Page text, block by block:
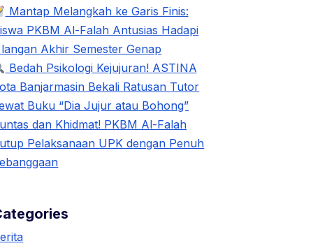
Mantap Melangkah ke Garis Finis:
PKBM Al-Falah Antusias Hadapi
Akhir Semester Genap
Bedah Psikologi Kejujuran! ASTINA
Banjarmasin Bekali Ratusan Tutor
Buku “Dia Jujur atau Bohong”
dan Khidmat! PKBM Al-Falah
Pelaksanaan UPK dengan Penuh